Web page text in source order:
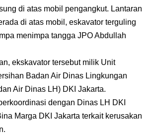
di atas mobil pengangkut. Lantaran
di atas mobil, eskavator terguling
menimpa tangga JPO Abdullah
ekskavator tersebut milik Unit
Badan Air Dinas Lingkungan
Air Dinas LH) DKI Jakarta.
dengan Dinas LH DKI
Marga DKI Jakarta terkait kerusakan